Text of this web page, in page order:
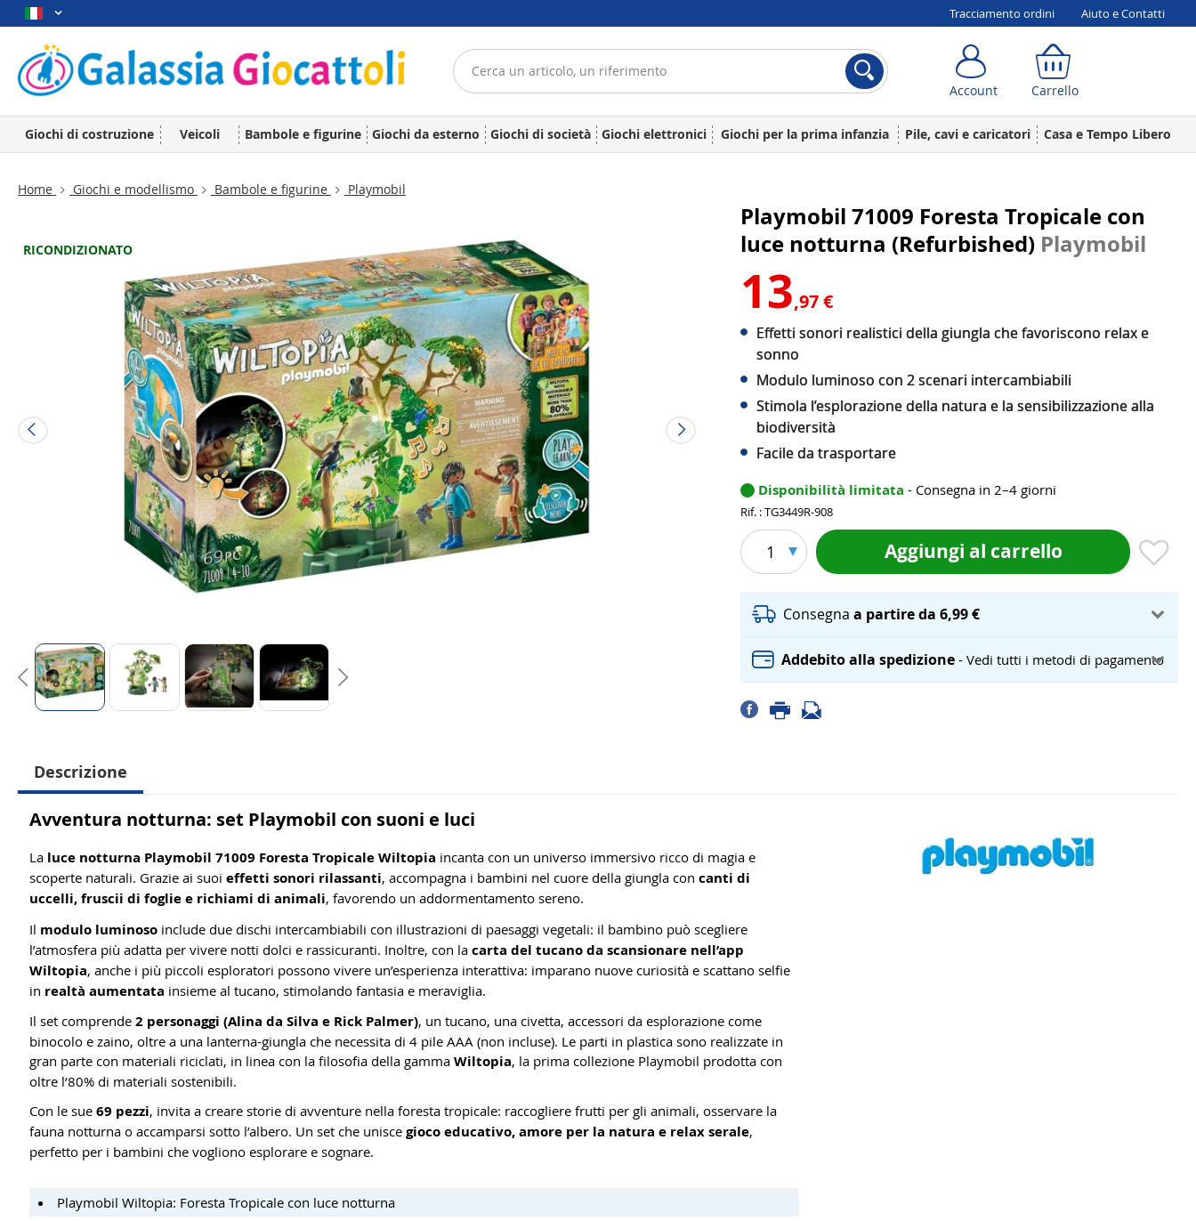
Tracciamento ordini Aiuto e Contatti
Account Carrello
Giochi di costruzione Veicoli Bambole e figurine Giochi da esterno Giochi di società Giochi elettronici Giochi per la prima infanzia Pile, cavi e caricatori Casa e Tempo Libero
Home Giochi e modellismo Bambole e figurine Playmobil
RICONDIZIONATO
Playmobil 71009 Foresta Tropicale con
luce notturna (Refurbished) Playmobil
13,97 €
Effetti sonori realistici della giungla che favoriscono relax e
sonno
Modulo luminoso con 2 scenari intercambiabili
Stimola l’esplorazione della natura e la sensibilizzazione alla
biodiversità
Facile da trasportare
Disponibilità limitata - Consegna in 2–4 giorni
Rif. : TG3449R-908
1 Aggiungi al carrello
Consegnaa partire da 6,99 €
Addebito alla spedizione- Vedi tutti i metodi di pagamento
Descrizione
Avventura notturna: set Playmobil con suoni e luci
La luce notturna Playmobil 71009 Foresta Tropicale Wiltopia incanta con un universo immersivo ricco di magia e
scoperte naturali. Grazie ai suoi effetti sonori rilassanti, accompagna i bambini nel cuore della giungla con canti di
uccelli, fruscii di foglie e richiami di animali, favorendo un addormentamento sereno.
Il modulo luminoso include due dischi intercambiabili con illustrazioni di paesaggi vegetali: il bambino può scegliere
l’atmosfera più adatta per vivere notti dolci e rassicuranti. Inoltre, con la carta del tucano da scansionare nell’app
Wiltopia, anche i più piccoli esploratori possono vivere un’esperienza interattiva: imparano nuove curiosità e scattano selfie
in realtà aumentata insieme al tucano, stimolando fantasia e meraviglia.
Il set comprende 2 personaggi (Alina da Silva e Rick Palmer), un tucano, una civetta, accessori da esplorazione come
binocolo e zaino, oltre a una lanterna-giungla che necessita di 4 pile AAA (non incluse). Le parti in plastica sono realizzate in
gran parte con materiali riciclati, in linea con la filosofia della gamma Wiltopia, la prima collezione Playmobil prodotta con
oltre l’80% di materiali sostenibili.
Con le sue 69 pezzi, invita a creare storie di avventure nella foresta tropicale: raccogliere frutti per gli animali, osservare la
fauna notturna o accamparsi sotto l’albero. Un set che unisce gioco educativo, amore per la natura e relax serale,
perfetto per i bambini che vogliono esplorare e sognare.
Playmobil Wiltopia: Foresta Tropicale con luce notturna
Account Carrello